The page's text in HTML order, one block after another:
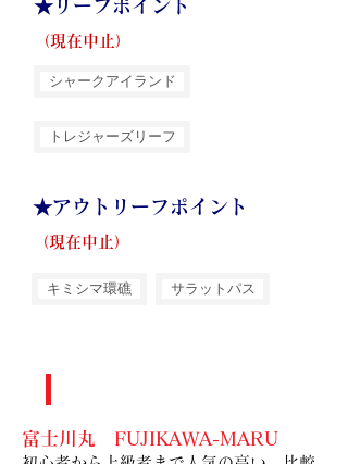
★リーフポイント
（現在中止）
シャークアイランド
トレジャーズリーフ
★アウトリーフポイント
（現在中止）
キミシマ環礁 サラットパス
富士川丸 FUJIKAWA-MARU